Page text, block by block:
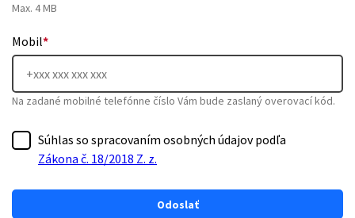
Max. 4 MB
Mobil*
Na zadané mobilné telefónne číslo Vám bude zaslaný overovací kód.
Súhlas so spracovaním osobných údajov podľa
Zákona č. 18/2018 Z. z.